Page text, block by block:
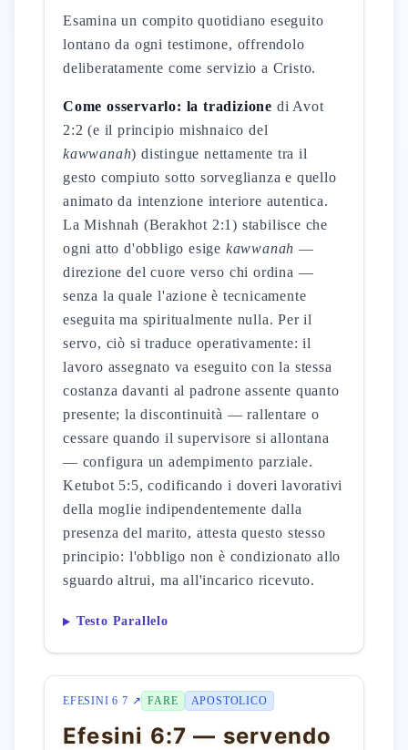
Esamina un compito quotidiano eseguito
lontano da ogni testimone, offrendolo
deliberatamente come servizio a Cristo.
Come osservarlo: la tradizione di Avot
2:2 (e il principio mishnaico del
kawwanah) distingue nettamente tra il
gesto compiuto sotto sorveglianza e quello
animato da intenzione interiore autentica.
La Mishnah (Berakhot 2:1) stabilisce che
ogni atto d'obbligo esige kawwanah —
direzione del cuore verso chi ordina —
senza la quale l'azione è tecnicamente
eseguita ma spiritualmente nulla. Per il
servo, ciò si traduce operativamente: il
lavoro assegnato va eseguito con la stessa
costanza davanti al padrone assente quanto
presente; la discontinuità — rallentare o
cessare quando il supervisore si allontana
— configura un adempimento parziale.
Ketubot 5:5, codificando i doveri lavorativi
della moglie indipendentemente dalla
presenza del marito, attesta questo stesso
principio: l'obbligo non è condizionato allo
sguardo altrui, ma all'incarico ricevuto.
Testo Parallelo
EFESINI 6 7 ↗ FARE APOSTOLICO
Efesini 6:7 — servendo